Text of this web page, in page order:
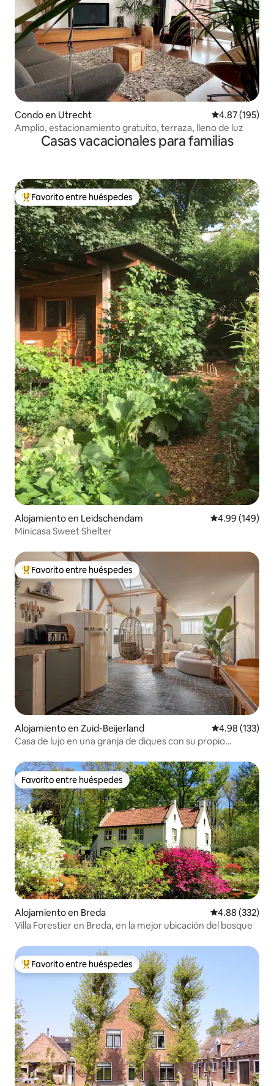
Condo en Utrecht Calificación
4.87 (195)
Amplio, estacionamiento gratuito, terraza, lleno de luz
Casas vacacionales para familias
Favorito entre huéspedes preferido
Favorito entre huéspedes
Alojamiento en Leidschendam Calificación
4.99 (149)
Minicasa Sweet Shelter
Favorito entre huéspedes preferido
Favorito entre huéspedes
Alojamiento en Zuid-Beijerland Calificación
4.98 (133)
Casa de lujo en una granja de diques con su propio
Favorito entre huéspedes
Favorito entre huéspedes
Alojamiento en Breda Calificación
4.88 (332)
Villa Forestier en Breda, en la mejor ubicación del bosque
Favorito entre huéspedes preferido
Favorito entre huéspedes